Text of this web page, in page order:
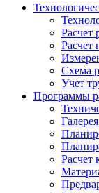
Расчет
Расчет
Схема
Учет
Программы
Расчет